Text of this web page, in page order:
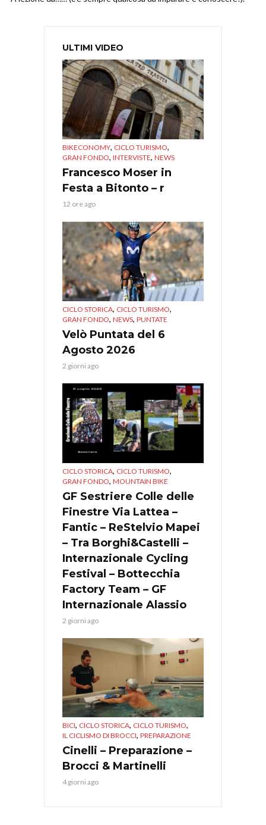
ULTIMI VIDEO
BIKECONOMY, CICLO TURISMO,
GRAN FONDO, INTERVISTE, NEWS
Francesco Moser in
Festa a Bitonto – r
12 ore ago
CICLO STORICA, CICLO TURISMO,
GRAN FONDO, NEWS, PUNTATE
Velò Puntata del 6
Agosto 2026
2 giorni ago
CICLO STORICA, CICLO TURISMO,
GRAN FONDO, MOUNTAIN BIKE
GF Sestriere Colle delle
Finestre Via Lattea –
Fantic – ReStelvio Mapei
– Tra Borghi&Castelli –
Internazionale Cycling
Festival – Bottecchia
Factory Team – GF
Internazionale Alassio
2 giorni ago
BICI, CICLO STORICA, CICLO TURISMO,
IL CICLISMO DI BROCCI, PREPARAZIONE
Cinelli – Preparazione –
Brocci & Martinelli
4 giorni ago